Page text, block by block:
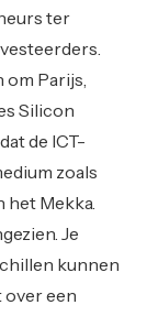
ter
om Parijs,
Silicon
de ICT-
zoals
het Mekka.
Je
kunnen
over een